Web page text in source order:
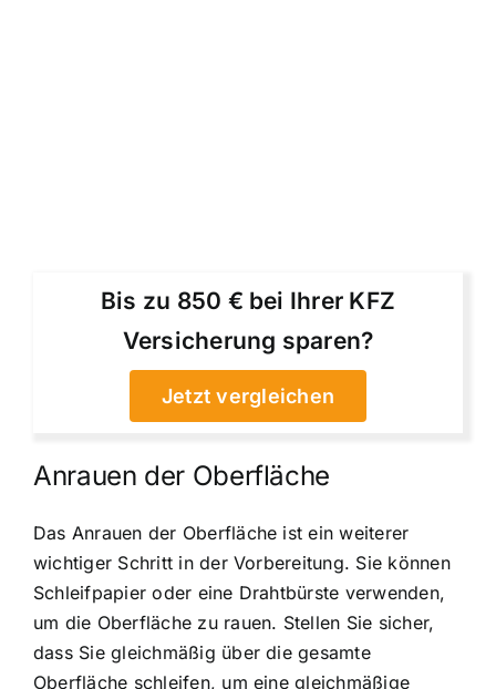
Bis zu 850 € bei Ihrer KFZ
Versicherung sparen?
Jetzt vergleichen
Anrauen der Oberfläche
Das Anrauen der Oberfläche ist ein weiterer
wichtiger Schritt in der Vorbereitung. Sie können
Schleifpapier oder eine Drahtbürste verwenden,
um die Oberfläche zu rauen. Stellen Sie sicher,
dass Sie gleichmäßig über die gesamte
Oberfläche schleifen, um eine gleichmäßige